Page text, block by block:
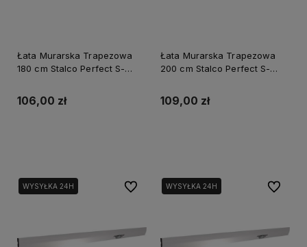
Łata Murarska Trapezowa
180 cm Stalco Perfect S-
106,00 zł
Łata Murarska Trapezowa
200 cm Stalco Perfect S-
109,00 zł
WYSYŁKA 24H Do ulubionychWYSYŁKA 24H Do